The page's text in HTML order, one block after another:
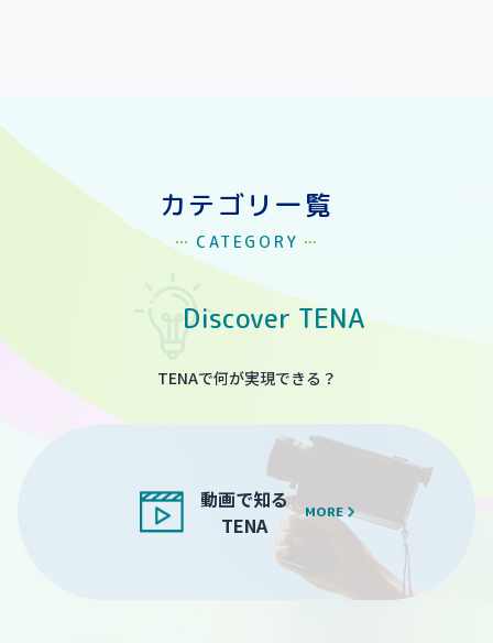
カテゴリ一覧
CATEGORY
Discover TENA
TENAで何が実現できる？
動画で知る
TENA
MORE